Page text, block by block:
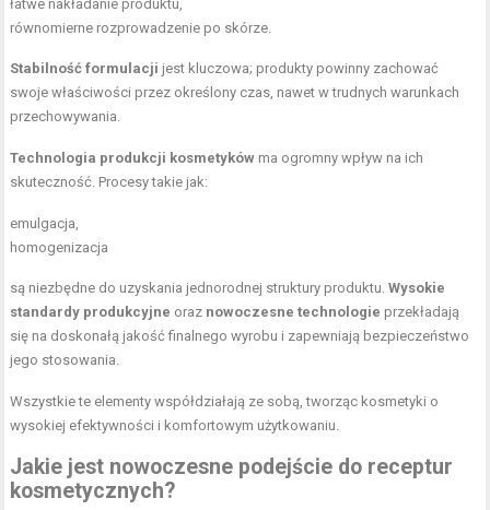
łatwe nakładanie produktu,
równomierne rozprowadzenie po skórze.
Stabilność formulacji jest kluczowa; produkty powinny zachować
swoje właściwości przez określony czas, nawet w trudnych warunkach
przechowywania.
Technologia produkcji kosmetyków ma ogromny wpływ na ich
skuteczność. Procesy takie jak:
emulgacja,
homogenizacja
są niezbędne do uzyskania jednorodnej struktury produktu.Wysokie
standardy produkcyjne oraz nowoczesne technologie przekładają
się na doskonałą jakość finalnego wyrobu i zapewniają bezpieczeństwo
jego stosowania.
Wszystkie te elementy współdziałają ze sobą, tworząc kosmetyki o
wysokiej efektywności i komfortowym użytkowaniu.
Jakie jest nowoczesne podejście do receptur
kosmetycznych?